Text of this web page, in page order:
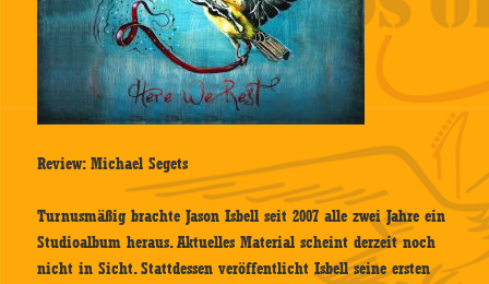
Review: Michael Segets
Turnusmäßig brachte Jason Isbell seit 2007 alle zwei Jahre ein
Studioalbum heraus. Aktuelles Material scheint derzeit noch
nicht in Sicht. Stattdessen veröffentlicht Isbell seine ersten